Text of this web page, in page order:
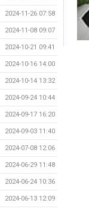
2024-11-26 07:58
2024-11-08 09:07
2024-10-21 09:41
2024-10-16 14:00
2024-10-14 13:32
2024-09-24 10:44
2024-09-17 16:20
2024-09-03 11:40
2024-07-08 12:06
2024-06-29 11:48
2024-06-24 10:36
2024-06-13 12:09